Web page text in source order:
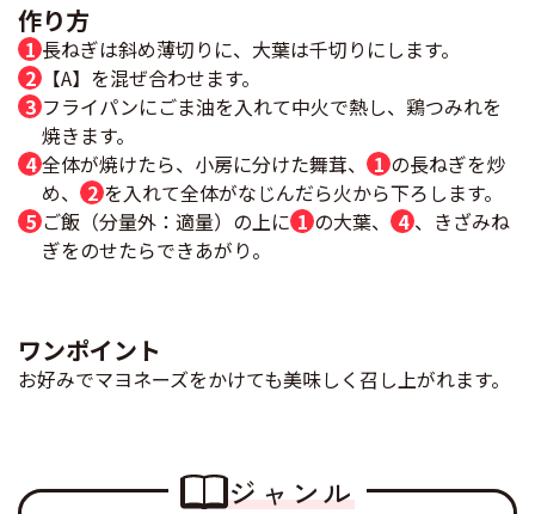
作り方
長ねぎは斜め薄切りに、大葉は千切りにします。
【A】を混ぜ合わせます。
フライパンにごま油を入れて中火で熱し、鶏つみれを
焼きます。
全体が焼けたら、小房に分けた舞茸、
1 の長ねぎを炒
め、
2 を入れて全体がなじんだら火から下ろします。
ご飯（分量外：適量）の上に 1 の大葉、 4 、きざみね
ぎをのせたらできあがり。
ワンポイント
お好みでマヨネーズをかけても美味しく召し上がれます。
ジャンル